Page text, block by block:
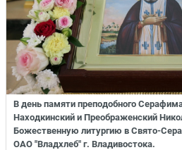
В день памяти преподобного
Находкинский и Преображенский
Божественную литургию в Свято-
ОАО "Владхлеб" г. Владивостока.